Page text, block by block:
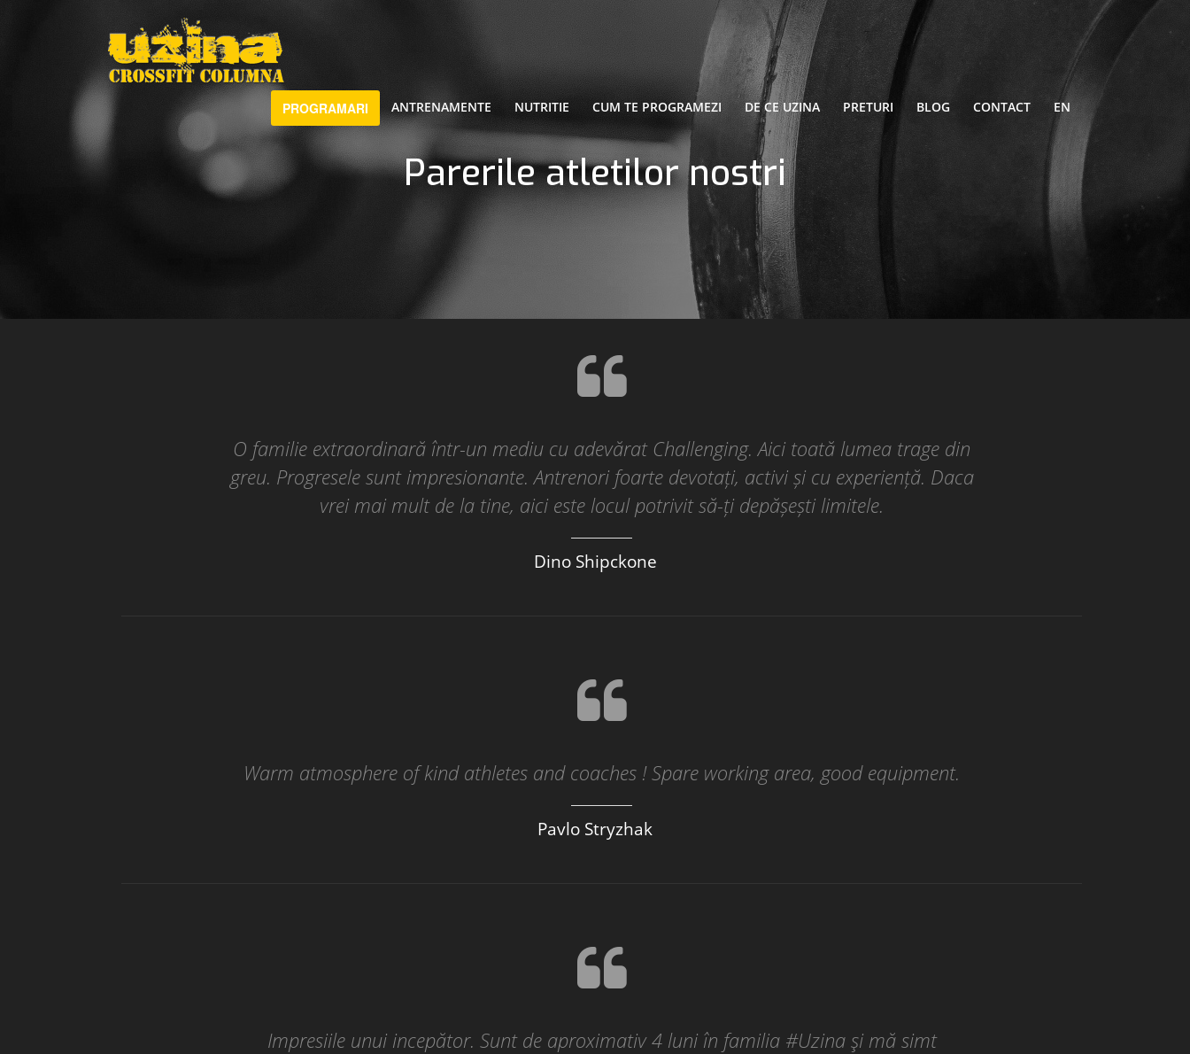
PROGRAMARI ANTRENAMENTE NUTRITIE CUM TE PROGRAMEZI DE CE UZINA PRETURI BLOG CONTACT EN
Parerile atletilor nostri
O familie extraordinară într-un mediu cu adevărat Challenging. Aici toată lumea trage din
greu. Progresele sunt impresionante. Antrenori foarte devotați, activi și cu experiență. Daca
vrei mai mult de la tine, aici este locul potrivit să-ți depășești limitele.
Dino Shipckone
Warm atmosphere of kind athletes and coaches ! Spare working area, good equipment.
Pavlo Stryzhak
Impresiile unui incepător. Sunt de aproximativ 4 luni în familia #Uzina şi mă simt